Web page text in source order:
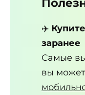
✈️
заранее
Самые
вы